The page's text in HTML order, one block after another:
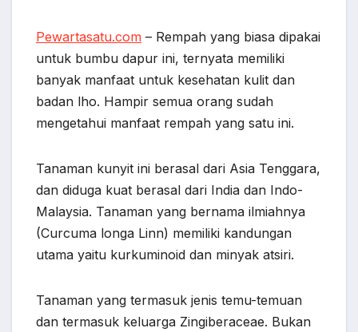
Pewartasatu.com – Rempah yang biasa dipakai
untuk bumbu dapur ini, ternyata memiliki
banyak manfaat untuk kesehatan kulit dan
badan lho. Hampir semua orang sudah
mengetahui manfaat rempah yang satu ini.
Tanaman kunyit ini berasal dari Asia Tenggara,
dan diduga kuat berasal dari India dan Indo-
Malaysia. Tanaman yang bernama ilmiahnya
(Curcuma longa Linn) memiliki kandungan
utama yaitu kurkuminoid dan minyak atsiri.
Tanaman yang termasuk jenis temu-temuan
dan termasuk keluarga Zingiberaceae. Bukan